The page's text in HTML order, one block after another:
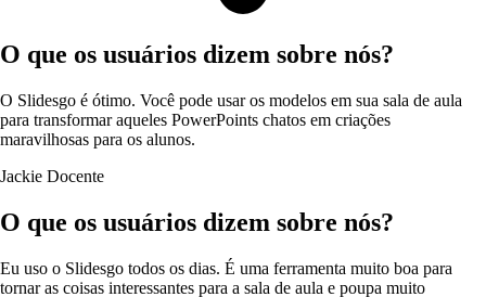
O que os usuários dizem sobre nós?
O Slidesgo é ótimo. Você pode usar os modelos em sua sala de aula
para transformar aqueles PowerPoints chatos em criações
maravilhosas para os alunos.
Jackie Docente
O que os usuários dizem sobre nós?
Eu uso o Slidesgo todos os dias. É uma ferramenta muito boa para
tornar as coisas interessantes para a sala de aula e poupa muito